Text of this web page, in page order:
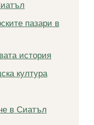
пазари в
история
култура
в Сиатъл